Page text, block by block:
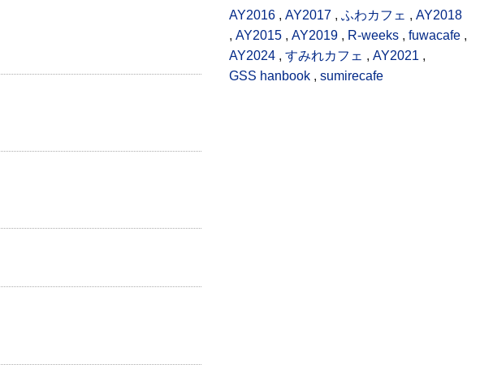
AY2016 , AY2017 , ふわカフェ , AY2018
, AY2015 , AY2019 , R-weeks , fuwacafe ,
AY2024 , すみれカフェ , AY2021 ,
GSS hanbook , sumirecafe